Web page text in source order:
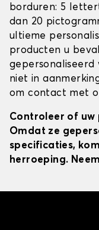
borduren: 5
dan 20
ultieme
producten u
gepersonaliseerd
niet in
om contact met
Controleer of uw
Omdat ze
specificaties,
herroeping.